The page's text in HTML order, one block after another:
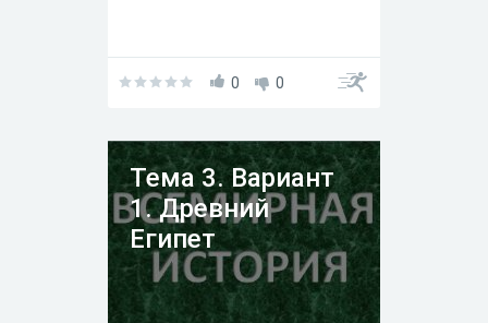
0 0
Тема 3. Вариант
1. Древний
Египет